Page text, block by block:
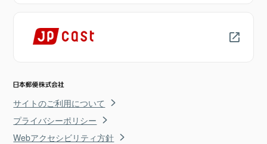
サイトのご利用について
プライバシーポリシー
Webアクセシビリティ方針